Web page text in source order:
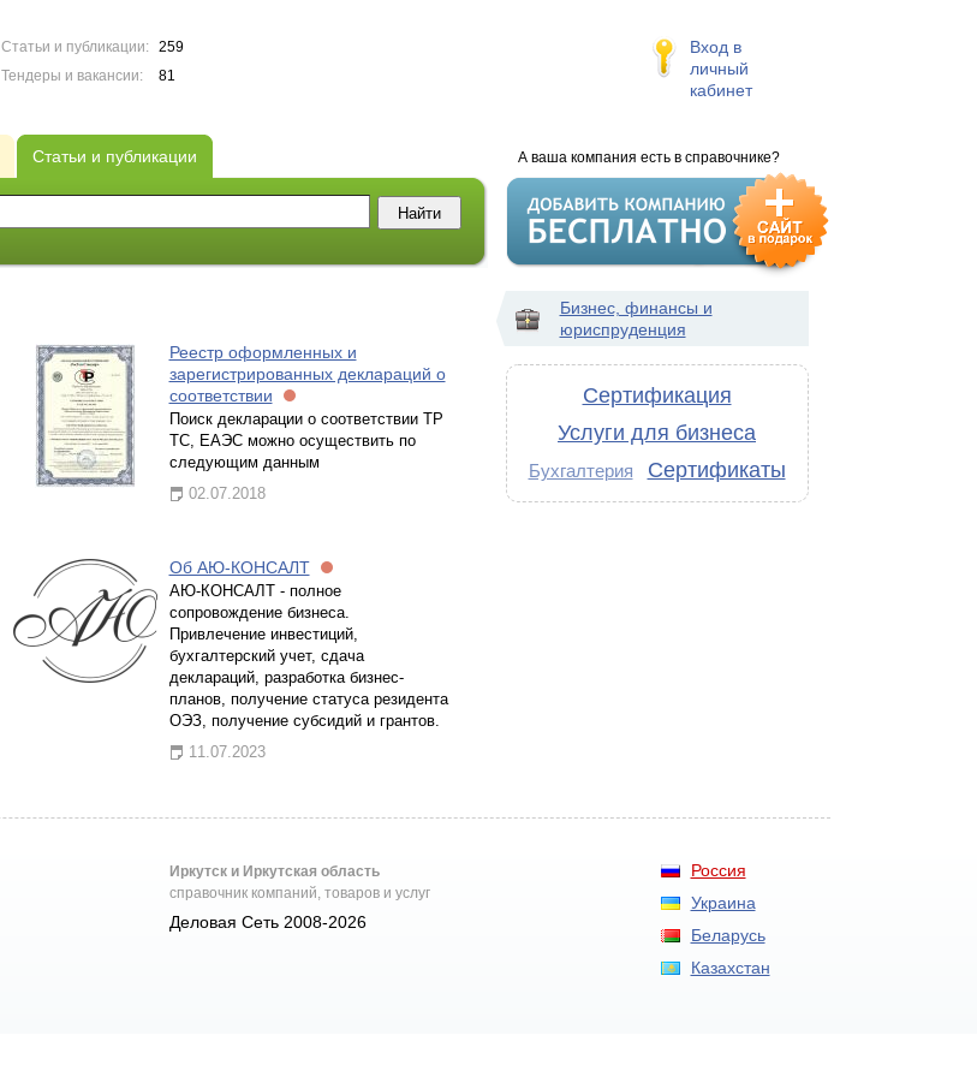
Статьи и публикации:
259
Тендеры и вакансии:
81
Вход в
личный
кабинет
А ваша компания есть в справочнике?
Статьи и публикации
Реестр оформленных и
зарегистрированных деклараций о
соответствии
Поиск декларации о соответствии ТР
ТС, ЕАЭС можно осуществить по
следующим данным
02.07.2018
Об АЮ-КОНСАЛТ
АЮ-КОНСАЛТ - полное
сопровождение бизнеса.
Привлечение инвестиций,
бухгалтерский учет, сдача
деклараций, разработка бизнес-
планов, получение статуса резидента
ОЭЗ, получение субсидий и грантов.
11.07.2023
Бизнес, финансы и
юриспруденция
Сертификация
Услуги для бизнеса
Бухгалтерия Сертификаты
Россия
Украина
Беларусь
Казахстан
Иркутск и Иркутская область
справочник компаний, товаров и услуг
Деловая Сеть 2008-2026